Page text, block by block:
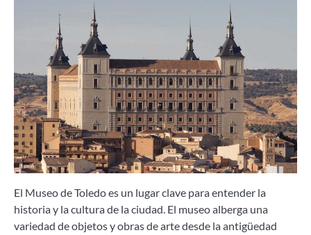
El Museo de Toledo es un lugar clave para entender la
historia y la cultura de la ciudad. El museo alberga una
variedad de objetos y obras de arte desde la antigüedad